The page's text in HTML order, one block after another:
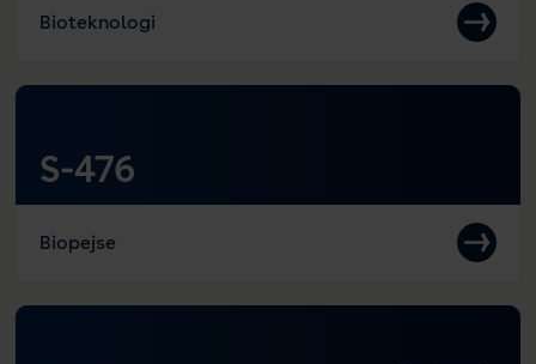
Bioteknologi
S-476
Biopejse